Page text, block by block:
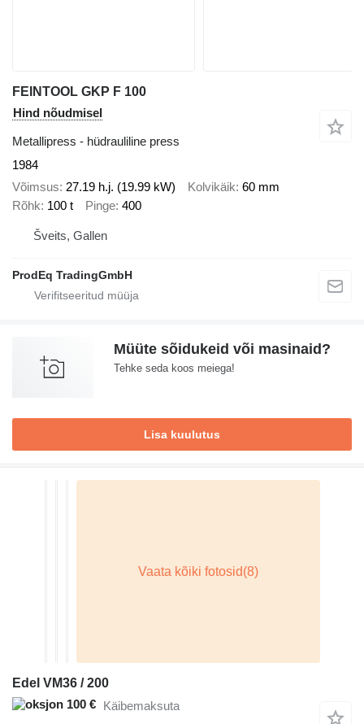
FEINTOOL GKP F 100
Hind nõudmisel
Metallipress - hüdrauliline press
1984
Võimsus 27.19 h.j. (19.99 kW) Kolvikäik 60 mm
Rõhk 100 t Pinge 400
Šveits, Gallen
ProdEq TradingGmbH
Müüte sõidukeid või masinaid?
Tehke seda koos meiega!
Lisa kuulutus
Edel VM36 / 200
100 € Käibemaksuta